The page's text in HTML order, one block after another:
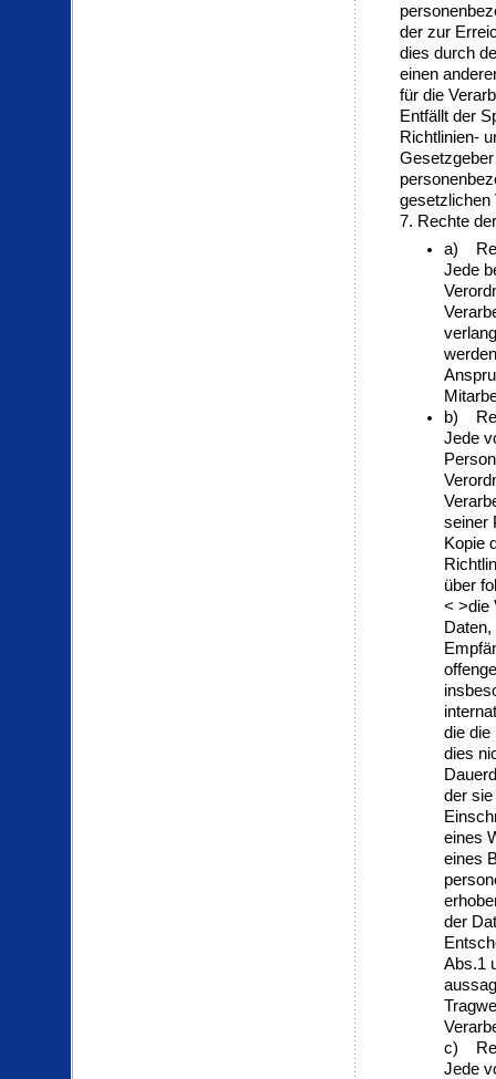
der zur
dies durch
einen
für die
Entfällt der
Richtlinien-
gesetzlichen
7. Rechte
a)
Jede
b)
Jede
seiner
Kopie
über
< >die
die die
dies
Dauer
der sie
eines
eines
der
Abs.1
c)
Jede